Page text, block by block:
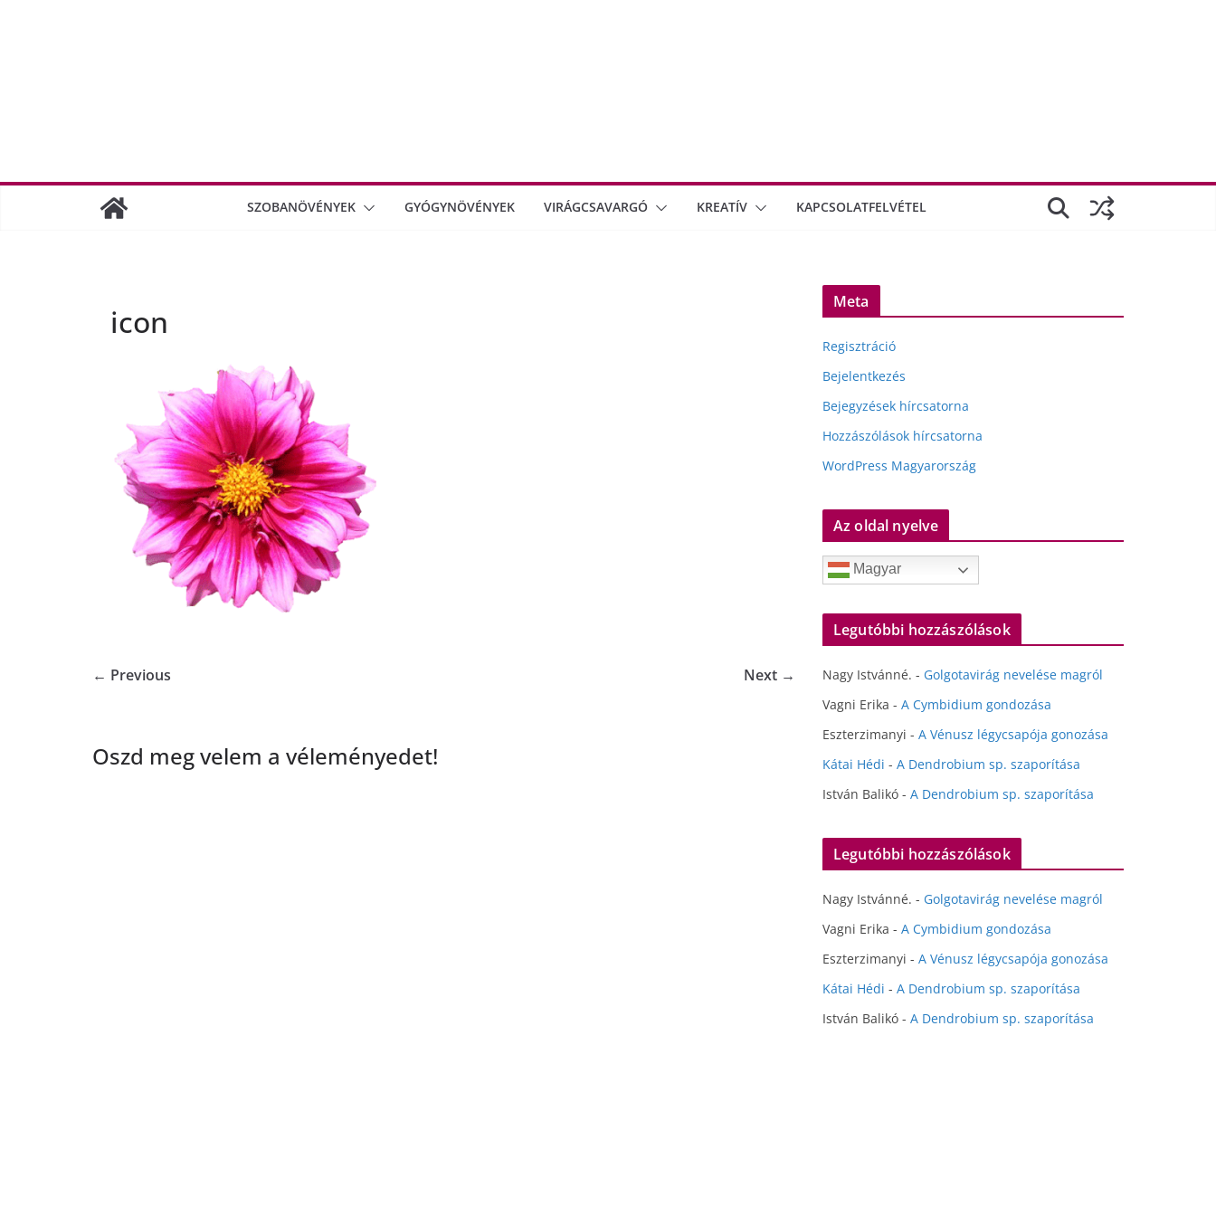
SZOBANÖVÉNYEK GYÓGYNÖVÉNYEK VIRÁGCSAVARGÓ KREATÍV KAPCSOLATFELVÉTEL
icon
← Previous Next →
Oszd meg velem a véleményedet!
Meta
Regisztráció
Bejelentkezés
Bejegyzések hírcsatorna
Hozzászólások hírcsatorna
WordPress Magyarország
Az oldal nyelve
Magyar
Legutóbbi hozzászólások
Nagy Istvánné. - Golgotavirág nevelése magról
Vagni Erika - A Cymbidium gondozása
Eszterzimanyi - A Vénusz légycsapója gonozása
Kátai Hédi - A Dendrobium sp. szaporítása
István Balikó - A Dendrobium sp. szaporítása
Legutóbbi hozzászólások
Nagy Istvánné. - Golgotavirág nevelése magról
Vagni Erika - A Cymbidium gondozása
Eszterzimanyi - A Vénusz légycsapója gonozása
Kátai Hédi - A Dendrobium sp. szaporítása
István Balikó - A Dendrobium sp. szaporítása